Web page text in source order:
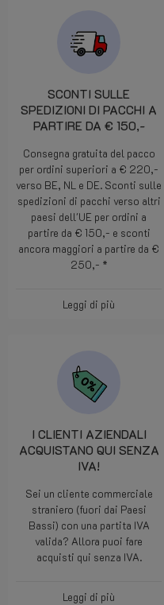
SCONTI SULLE
SPEDIZIONI DI PACCHI A
PARTIRE DA € 150,-
Consegna gratuita del pacco
per ordini superiori a € 220,-
verso BE, NL e DE. Sconti sulle
spedizioni di pacchi verso altri
paesi dell'UE per ordini a
partire da € 150,- e sconti
ancora maggiori a partire da €
250,- *
Leggi di più
I CLIENTI AZIENDALI
ACQUISTANO QUI SENZA
IVA!
Sei un cliente commerciale
straniero (fuori dai Paesi
Bassi) con una partita IVA
valida? Allora puoi fare
acquisti qui senza IVA.
Leggi di più